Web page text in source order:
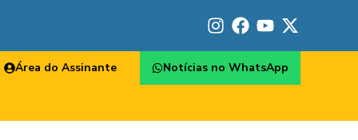
Área do Assinante Notícias no WhatsApp